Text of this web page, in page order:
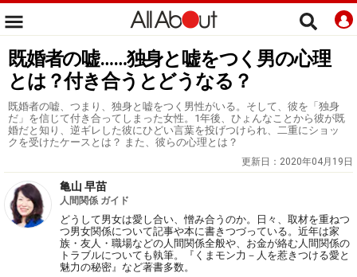
既婚者の嘘……独身と嘘をつく男の心理
とは？付き合うとどうなる？
既婚者の嘘、つまり、独身と嘘をつく男性がいる。そして、彼を「独身
だ」を信じて付き合ってしまった女性。1年後、ひょんなことから彼が既
婚だと知り、逆ギレした彼にひどい言葉を投げつけられ、二重にショッ
クを受けたケースとは？ また、彼らの心理とは？
更新日： 2020年04月19日
亀山 早苗
人間関係 ガイド
どうして男女は愛し合い、憎み合うのか。日々、取材を重ねつ
つ男女関係について記事や本に書きつづっている。近年は家
族・友人・職場などの人間関係全般や、お金が絡む人間関係の
トラブルについても執筆。『くまモン力－人を惹きつける愛と
魅力の秘密』など著書多数。